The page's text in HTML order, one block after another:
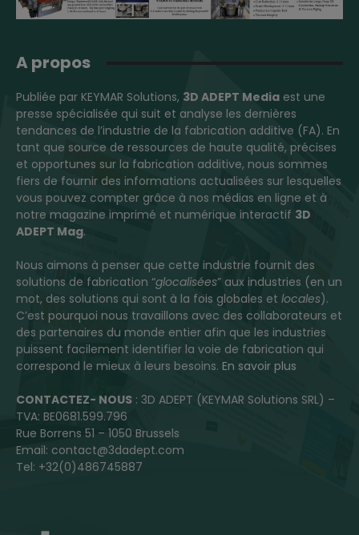
A propos
Publiée par KEYMAR Solutions, 3D ADEPT Media est une
presse spécialisée qui suit et analyse les dernières
tendances de l’industrie de la fabrication additive (FA). En
tant que source de ressources de haute qualité, précises
et opportunes sur la fabrication additive, nous sommes
fiers de fournir des informations actualisées sur lesquelles
vous pouvez compter grâce à nos médias en ligne et à
notre magazine imprimé et numérique interactif 3D
ADEPT Mag.
Nous aimons à penser que cette industrie fournit des
solutions de fabrication “glocalisées” aux industries (en un
mot, des solutions qui sont à la fois globales et locales).
C’est pourquoi nous travaillons avec des collaborateurs et
des partenaires du monde entier afin que les industries
puissent facilement identifier la voie de fabrication qui
correspond le mieux à leurs besoins. En savoir plus
CONTACTEZ- NOUS : 3D ADEPT (KEYMAR Solutions SRL) –
TVA: BE0681.599.796
Rue Borrens 51 – 1050 Brussels
Email: contact@3dadept.com
Tel: +32(0)486745887